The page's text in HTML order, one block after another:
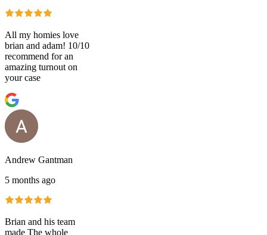
All my homies love
brian and adam! 10/10
recommend for an
amazing turnout on
your case
Andrew Gantman
5 months ago
Brian and his team
made The whole